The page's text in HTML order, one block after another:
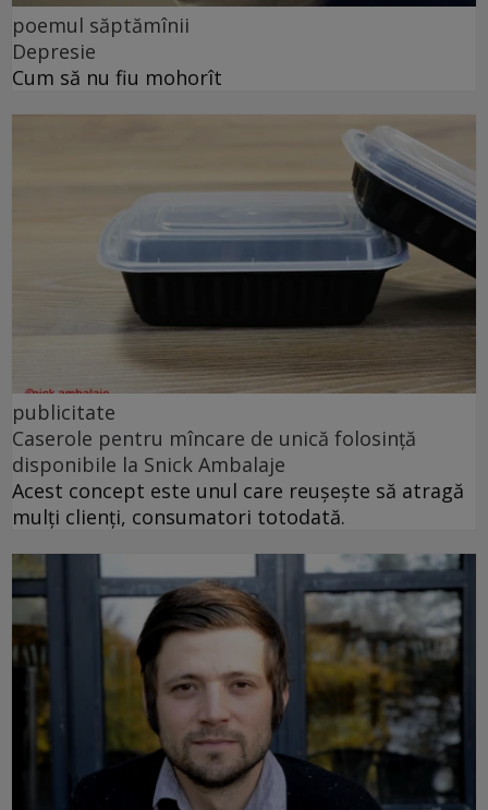
poemul săptămînii
Depresie
Cum să nu fiu mohorît
publicitate
Caserole pentru mîncare de unică folosință
disponibile la Snick Ambalaje
Acest concept este unul care reușește să atragă
mulți clienți, consumatori totodată.